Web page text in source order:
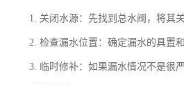
1. 关闭水源：先找到总水阀，将其
2. 检查漏水位置：确定漏水的具置
3. 临时修补：如果漏水情况不是很